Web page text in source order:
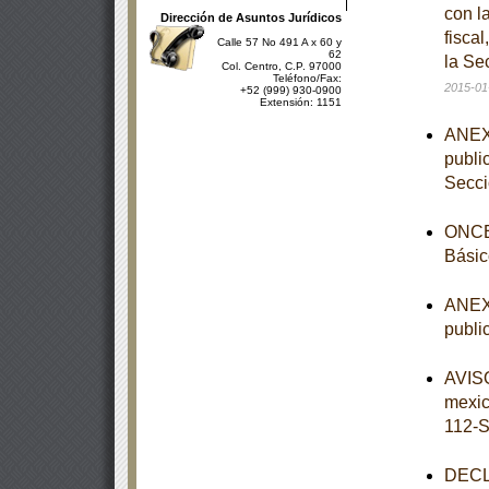
Dirección de Asuntos Jurídicos
Calle 57 No 491 A x 60 y
62
Col. Centro, C.P. 97000
Teléfono/Fax:
+52 (999) 930-0900
Extensión: 1151
con
la
2015-
112-